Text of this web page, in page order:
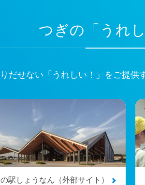
つぎの「うれ
だせない 「うれしい！」をご提供
駅しょうなん（外部サイト）